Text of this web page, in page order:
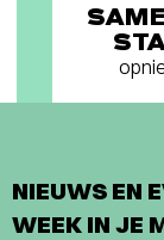
NIEUWS EN
WEEK IN JE